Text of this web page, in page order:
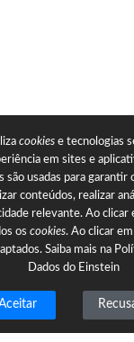
cookies e tecnologias
em sites e
são usadas para
conteúdos, realizar
relevante. Ao clicar
oscookies. Ao clicar
Saiba mais na
Dados do Einstein